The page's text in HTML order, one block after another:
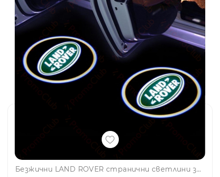
Безжични LAND ROVER странични светлини за врата на кола JQ-666, 2 броя LED лого